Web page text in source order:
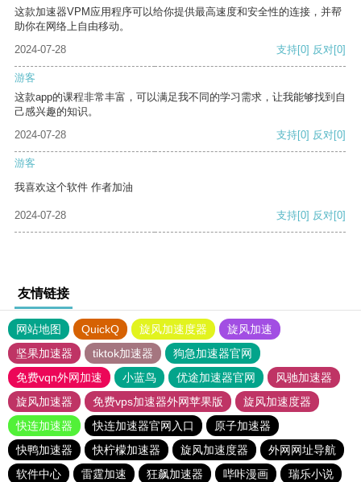
这款加速器VPM应用程序可以给你提供最高速度和安全性的连接，并帮
助你在网络上自由移动。
2024-07-28
支持[0] 反对[0]
游客
这款app的课程非常丰富，可以满足我不同的学习需求，让我能够找到自
己感兴趣的知识。
2024-07-28
支持[0] 反对[0]
游客
我喜欢这个软件 作者加油
2024-07-28 支持[0] 反对[0]
友情链接
网站地图 QuickQ 旋风加速度器
旋风加速
坚果加速器
tiktok加速器
狗急加速器官网
免费vqn外网加速
小蓝鸟 优途加速器官网
风驰加速器
旋风加速器
免费vps加速器外网苹果版
旋风加速度器
快连加速器
快连加速器官网入口
原子加速器
快鸭加速器
快柠檬加速器 旋风加速度器
外网网址导航
软件中心
雷霆加速 狂飙加速器 哔咔漫画
瑞乐小说